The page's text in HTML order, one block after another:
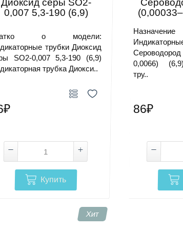
оборудования можно сделать по
диапазоны, точность, условия
характеристики и подготовит перечень
ли доставка
лабораторного оборудования возможна
Гарантия и сервисное обслуживание
Диоксид серы SO2-
0,007 5,3-190 (6,9)
о модели:
трубки Диоксид
SO2-0,007 5,3-190 (6,9)
трубка Диокси..
Купить
0,0066)
тру..
86₽
Хит